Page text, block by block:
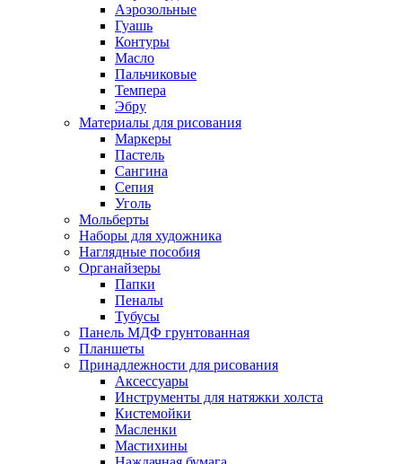
Аэрозольные
Гуашь
Контуры
Масло
Пальчиковые
Темпера
Эбру
Материалы для рисования
Маркеры
Пастель
Сангина
Сепия
Уголь
Мольберты
Наборы для художника
Наглядные пособия
Органайзеры
Папки
Пеналы
Тубусы
Панель МДФ грунтованная
Планшеты
Принадлежности для рисования
Аксессуары
Инструменты для натяжки холста
Кистемойки
Масленки
Мастихины